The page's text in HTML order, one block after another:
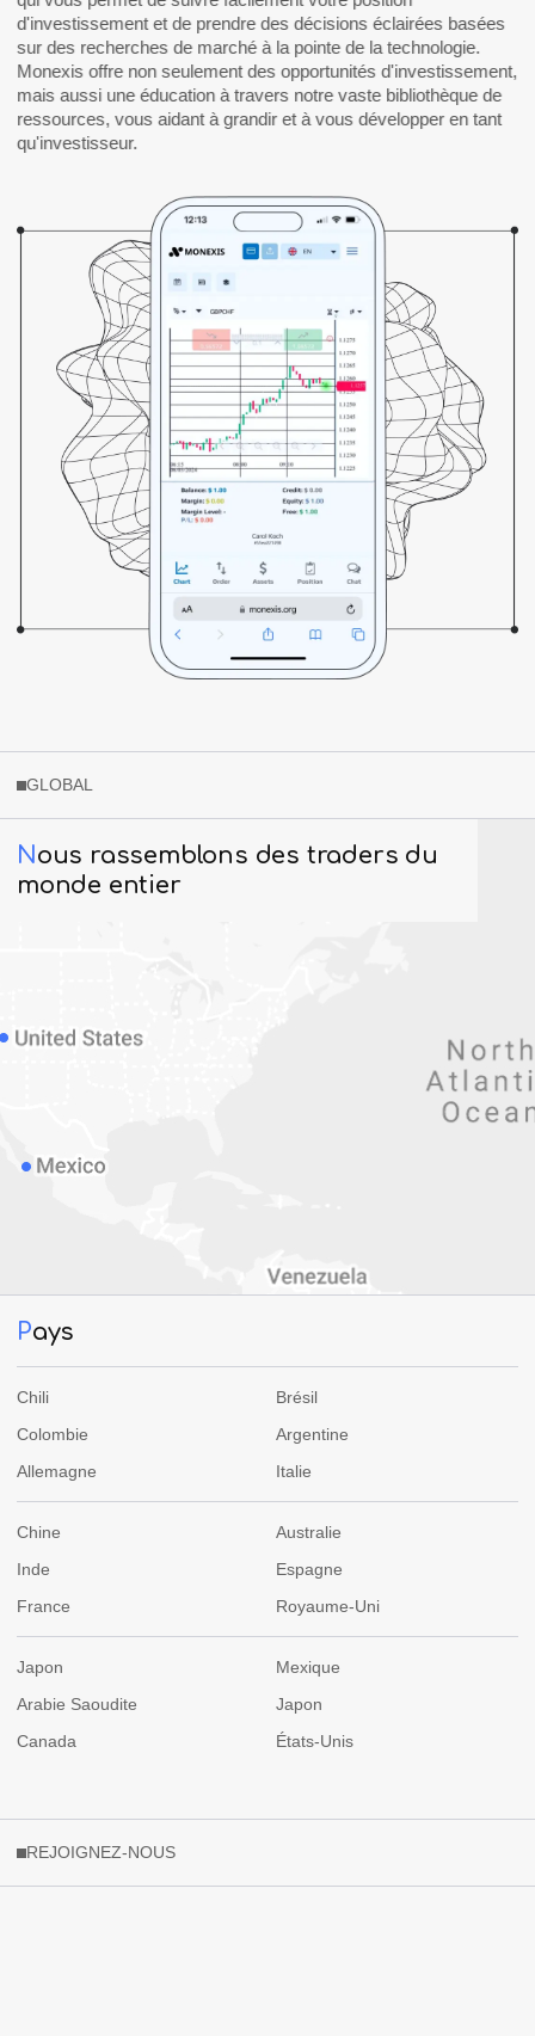
d'investissement et de prendre des décisions éclairées basées
sur des recherches de marché à la pointe de la technologie.
Monexis offre non seulement des opportunités d'investissement,
mais aussi une éducation à travers notre vaste bibliothèque de
ressources, vous aidant à grandir et à vous développer en tant
qu'investisseur.
GLOBAL
Nous rassemblons des traders du
monde entier
Pays
Chili
Brésil
Colombie
Argentine
Allemagne
Italie
Chine
Australie
Inde
Espagne
France
Royaume-Uni
Japon
Mexique
Arabie Saoudite
Japon
Canada
États-Unis
REJOIGNEZ-NOUS